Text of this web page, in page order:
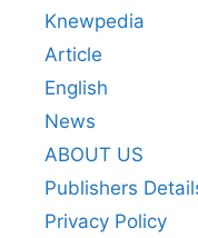
Knewpedia
Article
English
News
ABOUT US
Publishers
Privacy Policy